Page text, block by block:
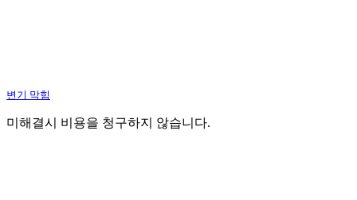
변기 막힘
미해결시 비용을 청구하지 않습니다.